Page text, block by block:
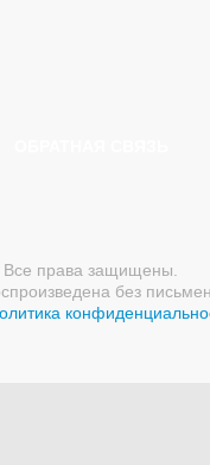
права защищены.
без